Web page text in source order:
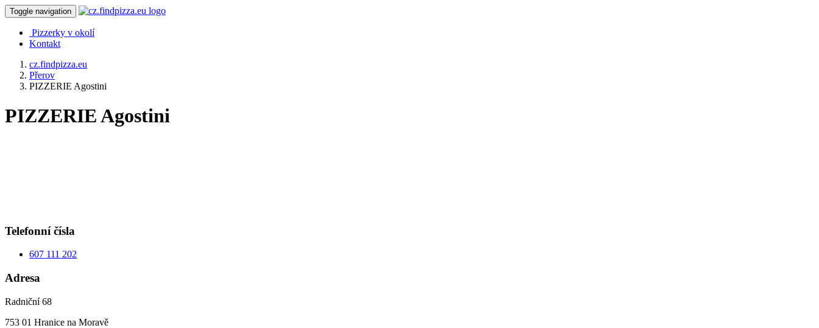
Toggle navigation
Pizzerky v okolí
Kontakt
cz.findpizza.eu
Přerov
PIZZERIE Agostini
PIZZERIE Agostini
Telefonní čísla
607 111 202
Adresa
Radniční 68
753 01 Hranice na Moravě